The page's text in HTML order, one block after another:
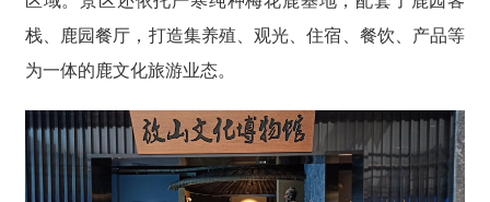
栈、鹿园餐厅，打造集养殖、观光、住宿、餐饮、产品等
为一体的鹿文化旅游业态。